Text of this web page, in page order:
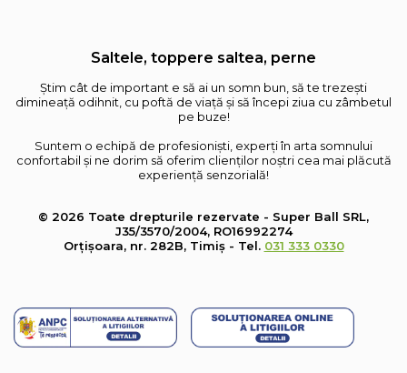
Saltele, toppere saltea, perne
Știm cât de important e să ai un somn bun, să te trezești
dimineață odihnit, cu poftă de viață și să începi ziua cu zâmbetul
pe buze!
Suntem o echipă de profesioniști, experți în arta somnului
confortabil și ne dorim să oferim clienților noștri cea mai plăcută
experiență senzorială!
© 2026 Toate drepturile rezervate - Super Ball SRL,
J35/3570/2004, RO16992274
Orțișoara, nr. 282B, Timiș - Tel. 031 333 0330